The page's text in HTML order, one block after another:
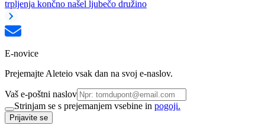
trpljenja končno našel ljubečo družino
E-novice
Prejemajte Aleteio vsak dan na svoj e-naslov.
Vaš e-poštni naslov
Strinjam se s prejemanjem vsebine in pogoji.
Prijavite se